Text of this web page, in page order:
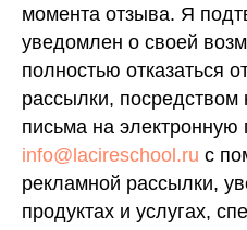
момента отзыва. Я
уведомлен о своей
полностью отказаться
рассылки,
письма на электронную
info@lacireschool.ru с
рекламной рассылки,
продуктах и услугах,
© Школа свечеварения
ИП Журавская Кристина
ОГРНИП
ИНН 772613512654
Политика
Согласие на получение
Согласие на публикацию
Договор публичной